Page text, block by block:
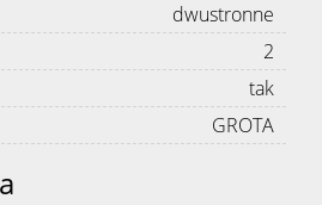
dwustronne
2
tak
GROTA